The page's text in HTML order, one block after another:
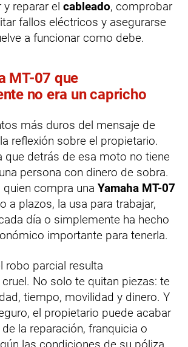
y reparar el cableado, comprobar
fallos eléctricos y asegurarse
a funcionar como debe.
MT-07 que
no era un capricho
más duros del mensaje de
reflexión sobre el propietario.
que detrás de esa moto no tiene
persona con dinero de sobra.
compra una Yamaha MT-07
a plazos, la usa para trabajar,
día o simplemente ha hecho
importante para tenerla.
robo parcial resulta
No solo te quitan piezas: te
tiempo, movilidad y dinero. Y
el propietario puede acabar
la reparación, franquicia o
las condiciones de su póliza.